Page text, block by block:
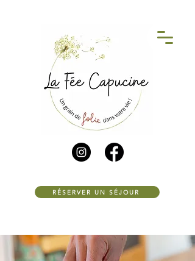
RÉSERVER UN SÉJOUR